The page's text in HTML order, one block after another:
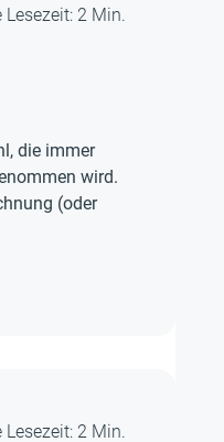
Lesezeit: 2 Min.
die immer
wird.
(oder
Lesezeit: 2 Min.